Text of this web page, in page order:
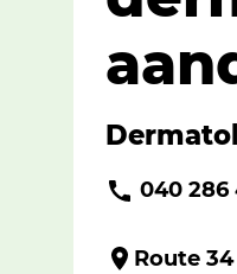
040 286
Route 34